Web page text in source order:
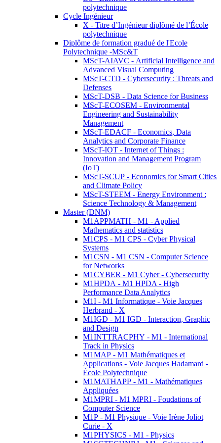
polytechnique
Cycle Ingénieur
X - Titre d’Ingénieur diplômé de l’École
polytechnique
Diplôme de formation gradué de l'Ecole
Polytechnique -MSc&T
MScT-AIAVC - Artificial Intelligence and
Advanced Visual Computing
MScT-CTD - Cybersecurity : Threats and
Defenses
MScT-DSB - Data Science for Business
MScT-ECOSEM - Environmental
Engineering and Sustainability
Management
MScT-EDACF - Economics, Data
Analytics and Corporate Finance
MScT-IOT - Internet of Things :
Innovation and Management Program
(IoT)
MScT-SCUP - Economics for Smart Cities
and Climate Policy
MScT-STEEM - Energy Environment :
Science Technology & Management
Master (DNM)
M1APPMATH - M1 - Applied
Mathematics and statistics
M1CPS - M1 CPS - Cyber Physical
Systems
M1CSN - M1 CSN - Computer Science
for Networks
M1CYBER - M1 Cyber - Cybersecurity
M1HPDA - M1 HPDA - High
Performance Data Analytics
M1I - M1 Informatique - Voie Jacques
Herbrand - X
M1IGD - M1 IGD - Interaction, Graphic
and Design
M1INTTRACPHY - M1 - International
Track in Physics
M1MAP - M1 Mathématiques et
Applications - Voie Jacques Hadamard -
École Polytechnique
M1MATHAPP - M1 - Mathématiques
Appliquées
M1MPRI - M1 MPRI - Foudations of
Computer Science
M1P - M1 Physique - Voie Irène Joliot
Curie - X
M1PHYSICS - M1 - Physics